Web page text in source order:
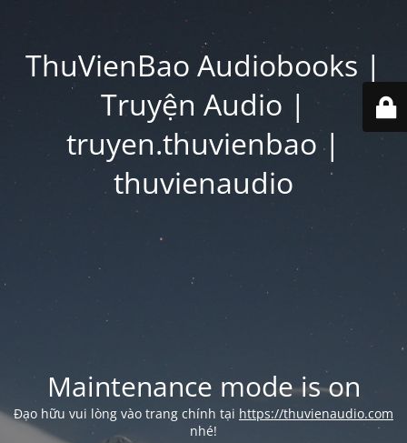
ThuVienBao Audiobooks |
Truyện Audio |
truyen.thuvienbao |
thuvienaudio
Maintenance mode is on
Đạo hữu vui lòng vào trang chính tại https://thuvienaudio.com
nhé!